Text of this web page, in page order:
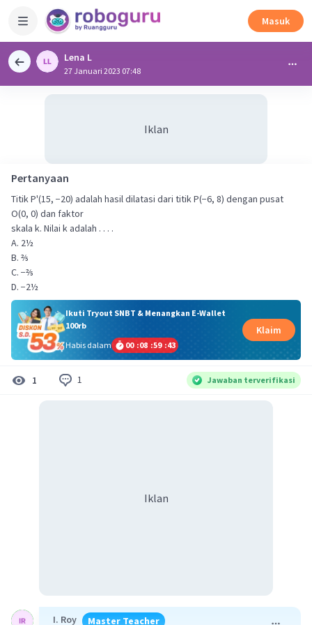
Masuk
Lena L
27 Januari 2023 07:48
Iklan
Pertanyaan
Titik P'(15, −20) adalah hasil dilatasi dari titik P(−6, 8) dengan pusat
O(0, 0) dan faktor
skala k. Nilai k adalah . . . .
A. 2½
B. ⅖
C. −⅖
D. −2½
Ikuti Tryout SNBT & Menangkan E-Wallet
100rb
Habis dalam
00 :08 :59 :43
Klaim
1 1 Jawaban terverifikasi
Iklan
I. Roy Master Teacher